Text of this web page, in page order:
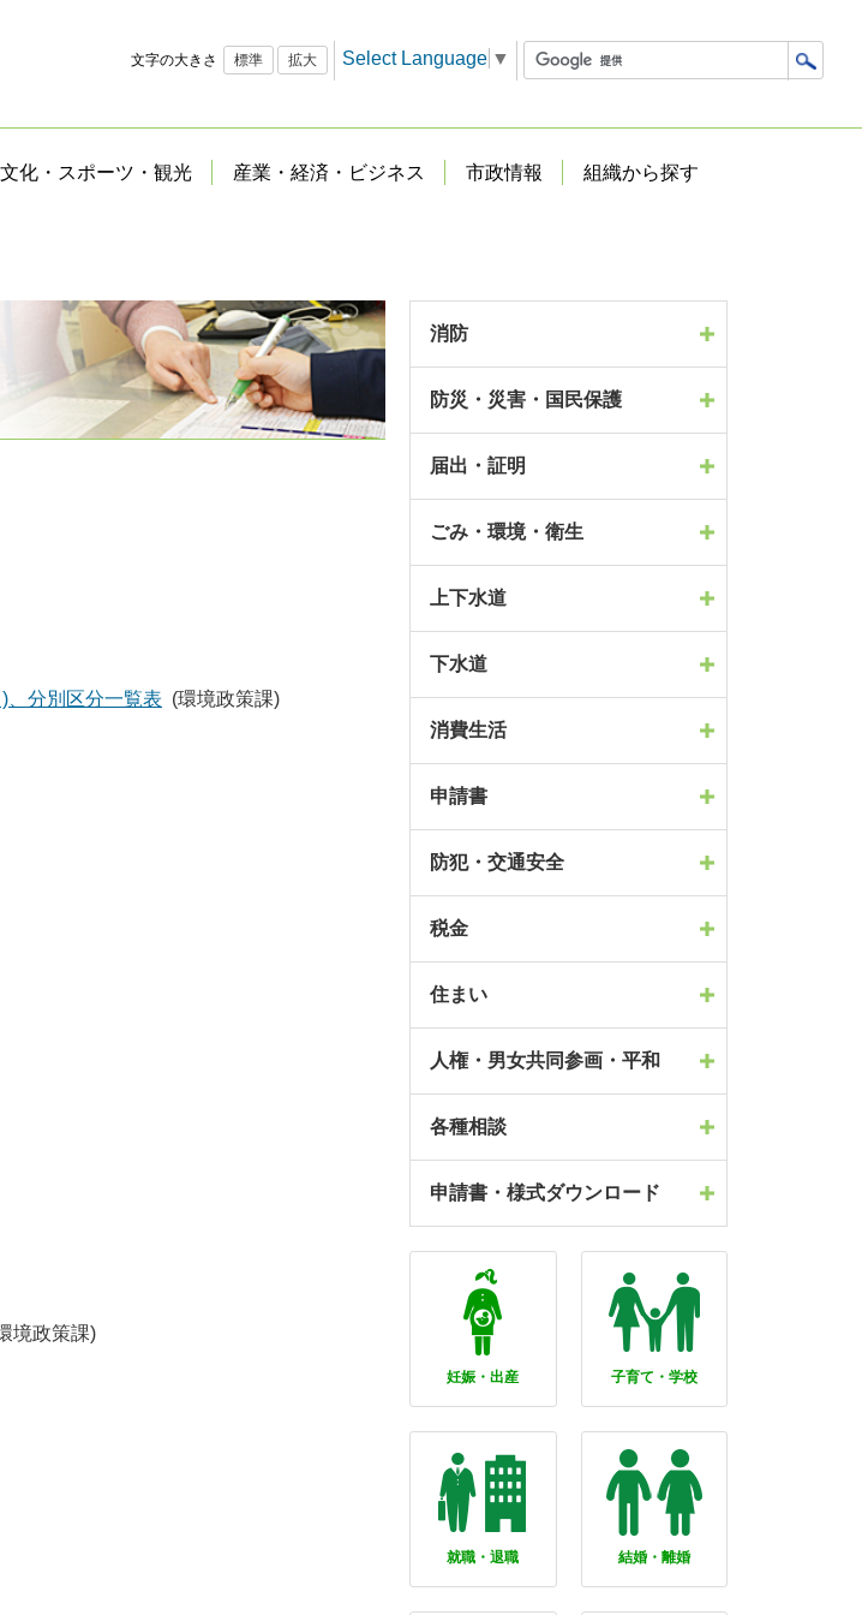
文字の大きさ 標準 拡大 Select Language ▼
文化・スポーツ・観光 産業・経済・ビジネス 市政情報 組織から探す
、分別区分一覧表 (環境政策課)
境政策課)
消防
防災・災害・国民保護
届出・証明
ごみ・環境・衛生
上下水道
下水道
消費生活
申請書
防犯・交通安全
税金
住まい
人権・男女共同参画・平和
各種相談
申請書・様式ダウンロード
妊娠・出産 子育て・学校
就職・退職 結婚・離婚